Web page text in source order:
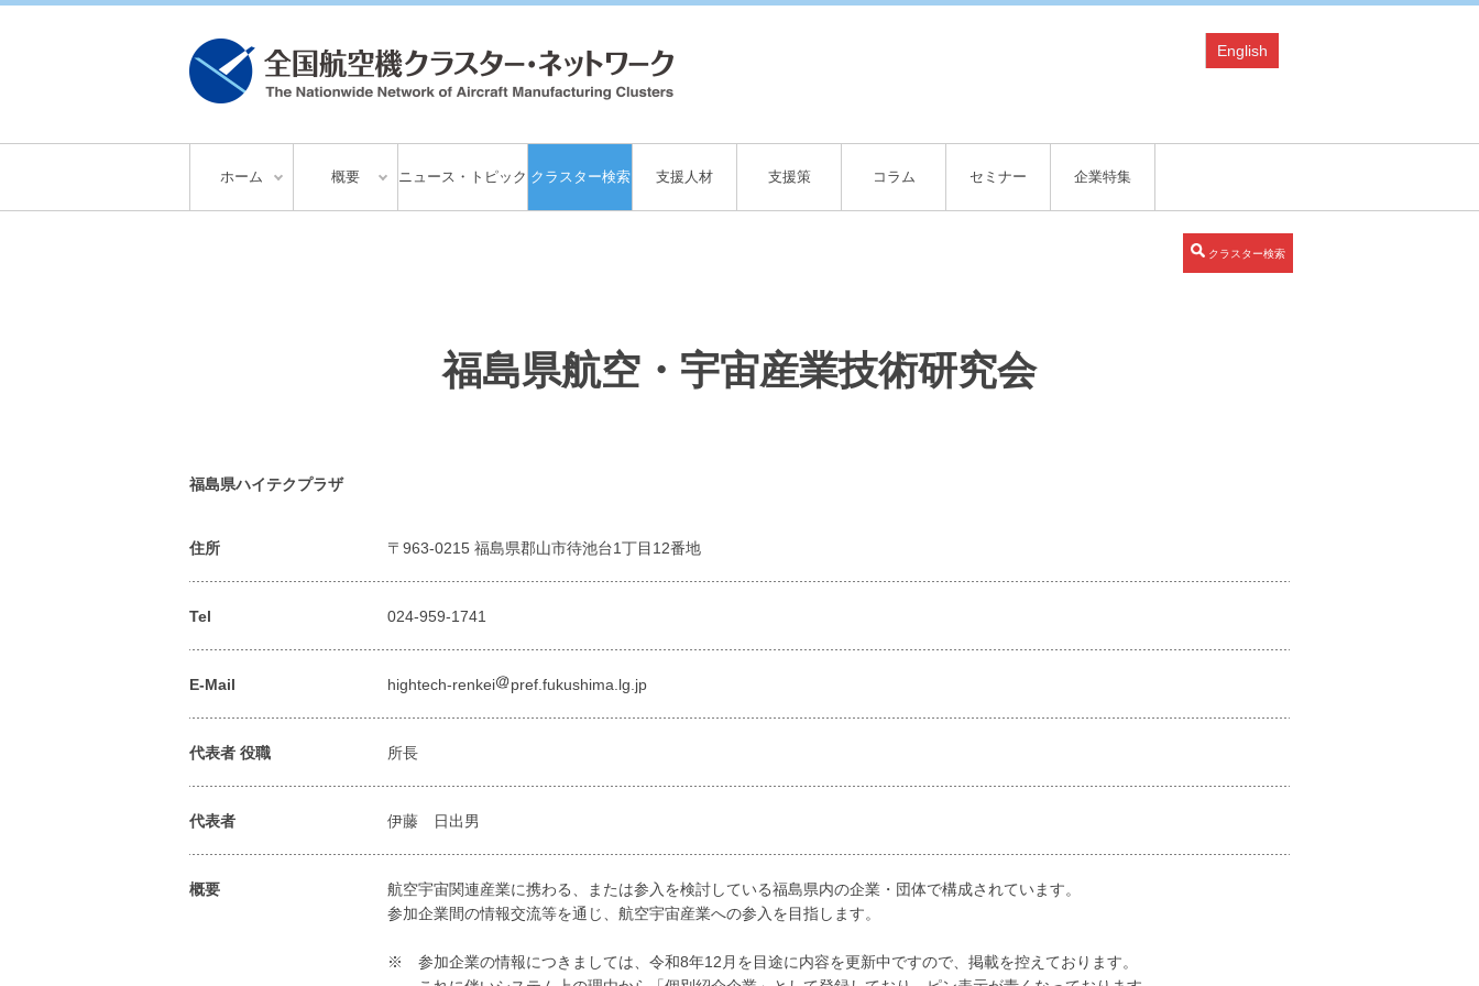
English
ホーム 概要 ニュース・トピック クラスター検索 支援人材 支援策 コラム セミナー 企業特集
クラスター検索
福島県航空・宇宙産業技術研究会
福島県ハイテクプラザ
住所 〒963-0215 福島県郡山市待池台1丁目12番地
Tel 024-959-1741
E-Mail hightech-renkei pref.fukushima.lg.jp
代表者 役職 所長
代表者 伊藤 日出男
概要
航空宇宙関連産業に携わる、または参入を検討している福島県内の企業・団体で構成されています。
参加企業間の情報交流等を通じ、航空宇宙産業への参入を目指します。
※ 参加企業の情報につきましては、令和8年12月を目途に内容を更新中ですので、掲載を控えております。